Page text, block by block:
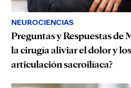
NEUROCIENCIAS
Preguntas y Respuestas de
la cirugía aliviar el dolor y
articulación sacroilíaca?